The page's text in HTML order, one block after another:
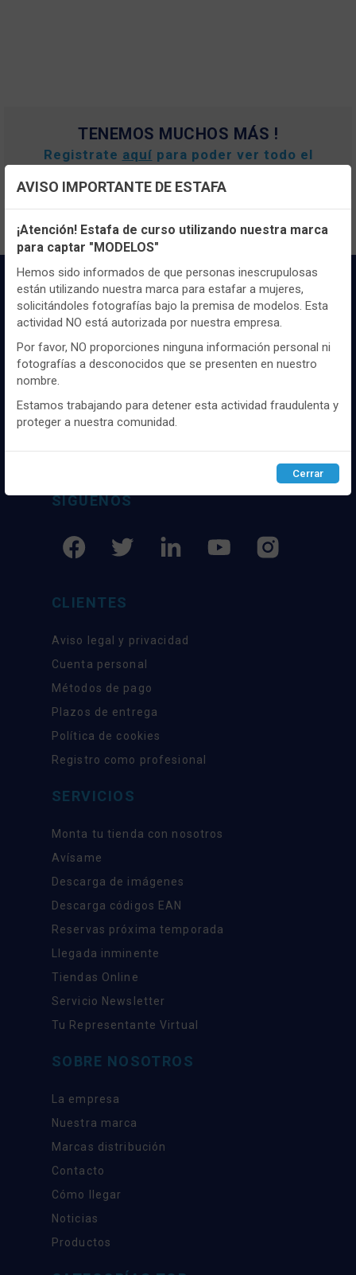
TENEMOS MUCHOS MÁS !
Registrate aquí para poder ver todo el
Distribuidor y mayorista textil de las mejores
mercado, marcas tanto nacionales como
experiencia como proveedor de los mejores
SÍGUENOS
CLIENTES
Aviso legal y privacidad
Cuenta personal
Métodos de pago
Plazos de entrega
Política de cookies
Registro como profesional
SERVICIOS
Monta tu tienda con nosotros
Avísame
Descarga de imágenes
Descarga códigos EAN
Reservas próxima temporada
Llegada inminente
Tiendas Online
Servicio Newsletter
Tu Representante Virtual
SOBRE NOSOTROS
La empresa
Nuestra marca
Marcas distribución
Contacto
Cómo llegar
Noticias
Productos
Configuración de cookies
Utilizamos cookies propias y de terceros, de sesión o
persistentes, para hacer funcionar de manera segura nuestra
página web y personalizar su contenido.
Igualmente, utilizamos cookies para medir y obtener datos de
la navegación que realizas y para ajustar el contenido a tus
gustos y preferencias.
Puedesconfigurary aceptar el uso de cookies a tu gusto.
Para obtener más información visita nuestra
cookies.
Configurar Rechazar ACEPTAR
AVISO IMPORTANTE DE ESTAFA
¡Atención! Estafa de curso utilizando nuestra marca
para captar "MODELOS"
Hemos sido informados de que personas inescrupulosas
están utilizando nuestra marca para estafar a mujeres,
solicitándoles fotografías bajo la premisa de modelos. Esta
actividad NO está autorizada por nuestra empresa.
Por favor, NO proporciones ninguna información personal ni
fotografías a desconocidos que se presenten en nuestro
nombre.
Estamos trabajando para detener esta actividad fraudulenta y
proteger a nuestra comunidad.
Cerrar